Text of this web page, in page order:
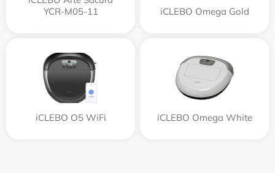
YCR-M05-11
iCLEBO Omega Gold
iCLEBO O5 WiFi iCLEBO Omega White